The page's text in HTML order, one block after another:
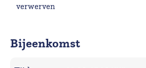
verwerven
Bijeenkomst